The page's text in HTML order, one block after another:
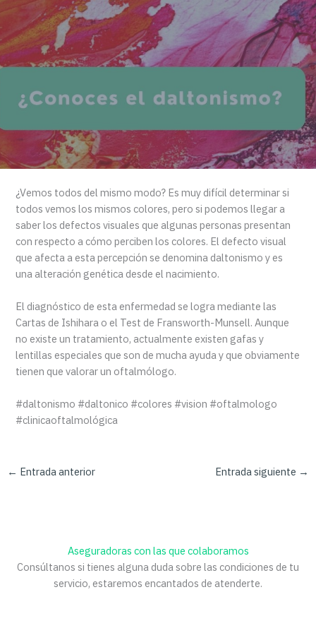
¿Vemos todos del mismo modo? Es muy difícil determinar si
todos vemos los mismos colores, pero si podemos llegar a
saber los defectos visuales que algunas personas presentan
con respecto a cómo perciben los colores. El defecto visual
que afecta a esta percepción se denomina daltonismo y es
una alteración genética desde el nacimiento.
El diagnóstico de esta enfermedad se logra mediante las
Cartas de Ishihara o el Test de Fransworth-Munsell. Aunque
no existe un tratamiento, actualmente existen gafas y
lentillas especiales que son de mucha ayuda y que obviamente
tienen que valorar un oftalmólogo.
#daltonismo #daltonico #colores #vision #oftalmologo
#clinicaoftalmológica
← Entrada anterior Entrada siguiente →
Aseguradoras con las que colaboramos
Consúltanos si tienes alguna duda sobre las condiciones de tu
servicio, estaremos encantados de atenderte.